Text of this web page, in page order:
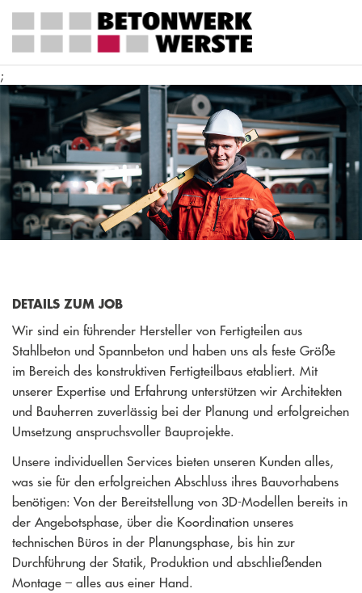
;
DETAILS ZUM JOB
Wir sind ein führender Hersteller von Fertigteilen aus
Stahlbeton und Spannbeton und haben uns als feste Größe
im Bereich des konstruktiven Fertigteilbaus etabliert. Mit
unserer Expertise und Erfahrung unterstützen wir Architekten
und Bauherren zuverlässig bei der Planung und erfolgreichen
Umsetzung anspruchsvoller Bauprojekte.
Unsere individuellen Services bieten unseren Kunden alles,
was sie für den erfolgreichen Abschluss ihres Bauvorhabens
benötigen: Von der Bereitstellung von 3D-Modellen bereits in
der Angebotsphase, über die Koordination unseres
technischen Büros in der Planungsphase, bis hin zur
Durchführung der Statik, Produktion und abschließenden
Montage – alles aus einer Hand.